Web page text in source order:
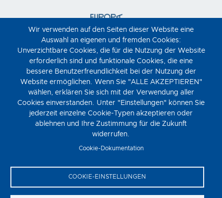
Wir verwenden auf den Seiten dieser Website eine
Auswahl an eigenen und fremden Cookies:
Unverzichtbare Cookies, die für die Nutzung der Website
erforderlich sind und funktionale Cookies, die eine
bessere Benutzerfreundlichkeit bei der Nutzung der
Website ermöglichen. Wenn Sie "ALLE AKZEPTIEREN"
wählen, erklären Sie sich mit der Verwendung aller
Cookies einverstanden. Unter "Einstellungen" können Sie
jederzeit einzelne Cookie-Typen akzeptieren oder
ablehnen und Ihre Zustimmung für die Zukunft
widerrufen.
Cookie-Dokumentation
COOKIE-EINSTELLUNGEN